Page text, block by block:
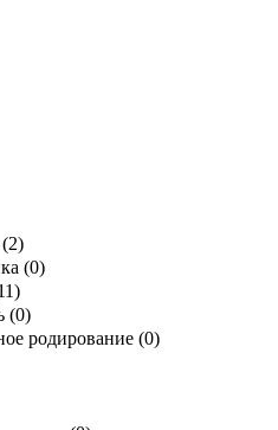
2)
(0)
)
(0)
родирование (0)